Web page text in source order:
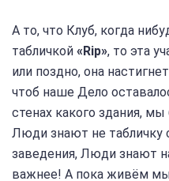
А то, что Клуб, когда
табличкой «Rip», то эта
или поздно, она
чтоб наше Дело
стенах какого здания,
Люди знают не табличку
заведения, Люди знают
важнее! А пока живём